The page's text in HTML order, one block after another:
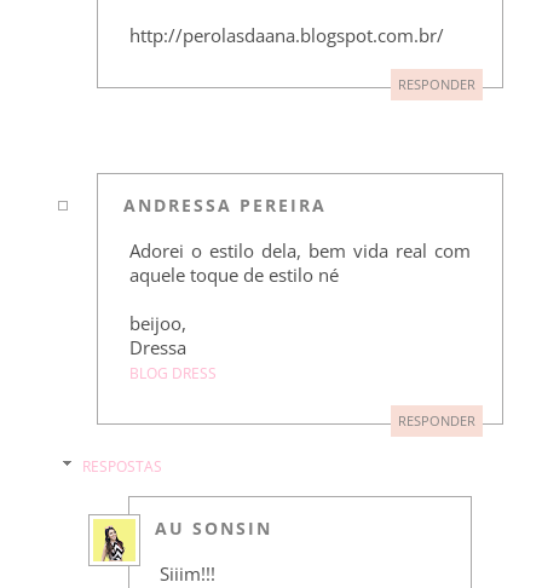
http://perolasdaana.blogspot.com.br/
RESPONDER
ANDRESSA PEREIRA
Adorei o estilo dela, bem vida real com
aquele toque de estilo né
beijoo,
Dressa
BLOG DRESS
RESPONDER
RESPOSTAS
AU SONSIN
Siiim!!!